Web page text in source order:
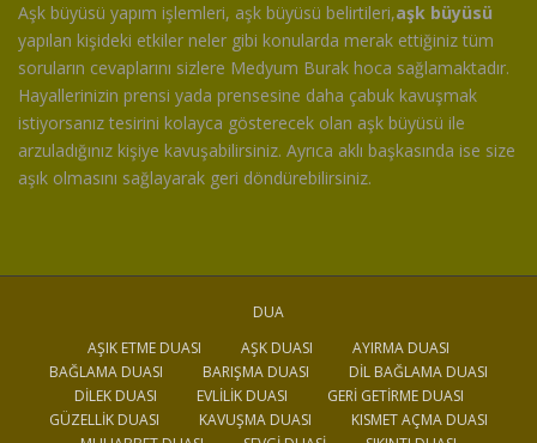
Aşk büyüsü yapım işlemleri, aşk büyüsü belirtileri,aşk büyüsü
yapılan kişideki etkiler neler gibi konularda merak ettiğiniz tüm
soruların cevaplarını sizlere Medyum Burak hoca sağlamaktadır.
Hayallerinizin prensi yada prensesine daha çabuk kavuşmak
istiyorsanız tesirini kolayca gösterecek olan aşk büyüsü ile
arzuladığınız kişiye kavuşabilirsiniz. Ayrıca aklı başkasında ise size
aşık olmasını sağlayarak geri döndürebilirsiniz.
DUA
AŞIK ETME DUASI
AŞK DUASI
AYIRMA DUASI
BAĞLAMA DUASI
BARIŞMA DUASI
DIL BAĞLAMA DUASI
DILEK DUASI
EVLILIK DUASI
GERI GETIRME DUASI
GÜZELLIK DUASI
KAVUŞMA DUASI
KISMET AÇMA DUASI